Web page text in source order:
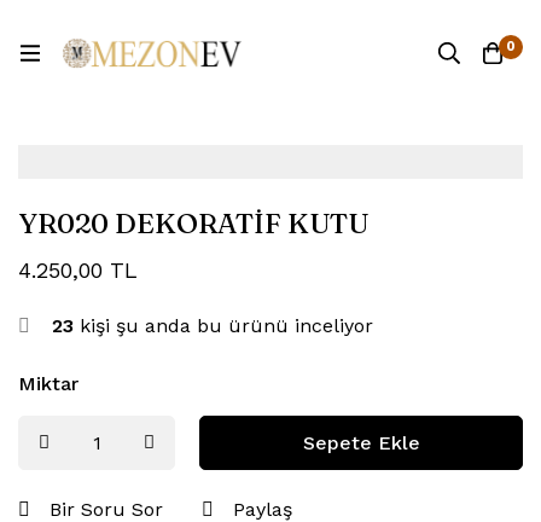
0
YR020 DEKORATİF KUTU
4.250,00 TL
23 kişi şu anda bu ürünü inceliyor
Miktar
Sepete Ekle
Bir Soru Sor Paylaş